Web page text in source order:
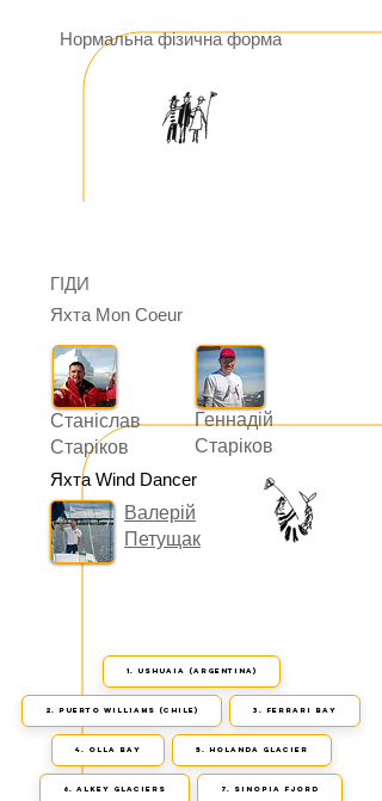
Нормальна фізична форма
Геннадій
Старіков
Станіслав
Старіков
ГІДИ
Яхта Mon Coeur
Яхта Wind Dancer
Валерій
Петущак
1. Ushuaia (Argentina)
2. Puerto Williams (Chile) 3. Ferrari Bay
4. Olla Bay 5. Holanda Glacier
6. Alkey Glaciers 7. Sinopia fjord